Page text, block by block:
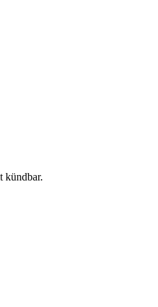
kündbar.